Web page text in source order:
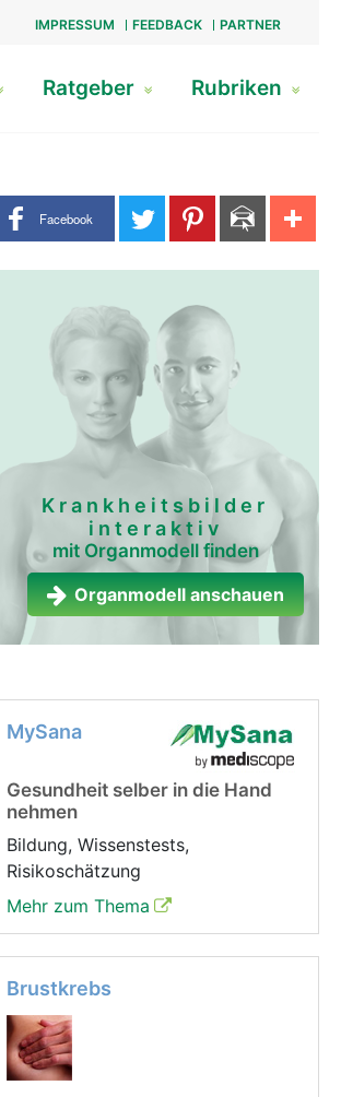
IMPRESSUM FEEDBACK PARTNER
Ratgeber Rubriken
Share buttons
Facebook
Krankheitsbilder
interaktiv
mit Organmodell finden
Organmodell anschauen
MySana
Gesundheit selber in die Hand
nehmen
Bildung, Wissenstests,
Risikoschätzung
Mehr zum Thema
Brustkrebs